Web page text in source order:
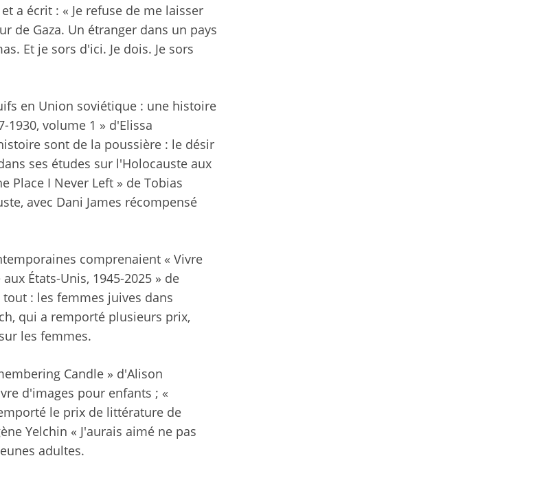
a écrit : « Je refuse de me laisser
de Gaza. Un étranger dans un pays
Et je sors d'ici. Je dois. Je sors
en Union soviétique : une histoire
volume 1 » d'Elissa
sont de la poussière : le désir
ses études sur l'Holocauste aux
Place I Never Left » de Tobias
avec Dani James récompensé
comprenaient « Vivre
États-Unis, 1945-2025 » de
: les femmes juives dans
qui a remporté plusieurs prix,
les femmes.
Candle » d'Alison
d'images pour enfants ; «
le prix de littérature de
Yelchin « J'aurais aimé ne pas
adultes.